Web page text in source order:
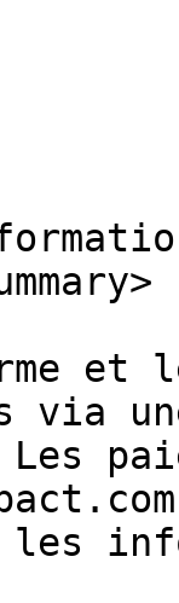
et
via
les